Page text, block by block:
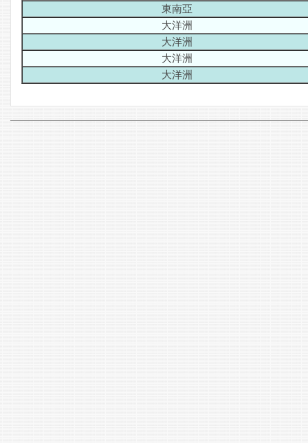
東南亞
大洋洲
大洋洲
大洋洲
大洋洲